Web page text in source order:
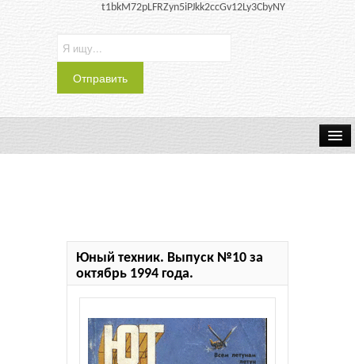
t1bkM72pLFRZyn5iPJkk2ccGv12Ly3CbyNY
Юный техник. Выпуск №10 за
октябрь 1994 года.